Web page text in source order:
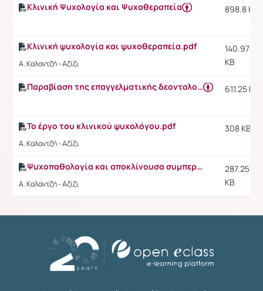
Κλινική Ψυχολογία και Ψυχοθεραπεία 898.8 KB
Κλινική ψυχολογία και ψυχοθεραπεία.pdf
Α. Καλαντζή - Αζίζι
140.97
KB
Παραβίαση της επαγγελματικής δεοντολογίας στην κλινική πρακτική 611.25 KB
Το έργο του κλινικού ψυχολόγου.pdf
Α. Καλαντζή - Αζίζι
308 KB
Ψυχοπαθολογία και αποκλίνουσα συμπεριφορά.pdf
Α. Καλαντζή - Αζίζι
287.25
KB